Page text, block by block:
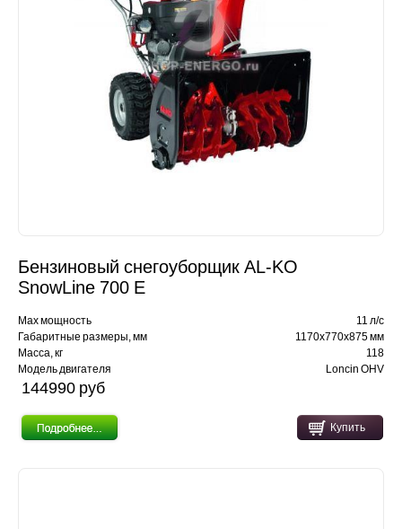
Бензиновый снегоуборщик AL-KO
SnowLine 700 E
Max мощность
11 л/с
Габаритные размеры, мм
1170х770х875 мм
Масса, кг
118
Модель двигателя
Loncin OHV
144990 pуб
Купить